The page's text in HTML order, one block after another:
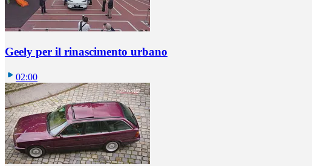
Geely per il rinascimento urbano
02:00